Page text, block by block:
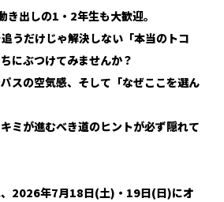
出しの1・2年生も大歓迎。
うだけじゃ解決しない「本当のトコ
にぶつけてみませんか？
スの空気感、そして「なぜここを選ん
ミが進むべき道のヒントが必ず隠れて
、2026年7月18日(土)・19日(日)にオ